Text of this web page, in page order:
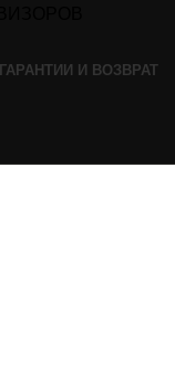
ГАРАНТИИ И ВОЗВРАТ